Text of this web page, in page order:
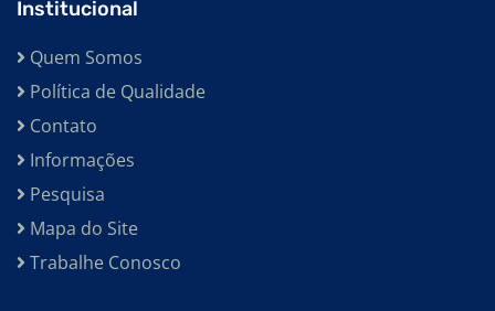
BOBINAS PARA INDÚSTRIA
BOBINAS PLÁSTICA RECICLADAS COLORIDAS
BOBINAS PLÁSTICA RECICLADAS CANELA
BOBINAS PLÁSTICAS RECICLADAS CRISTAL
BOBINAS PLÁSTICAS RECICLADAS
BOBINAS PLÁSTICAS IMPRESSAS
Institucional
Quem Somos
Política de Qualidade
Contato
Informações
Pesquisa
Mapa do Site
Trabalhe Conosco